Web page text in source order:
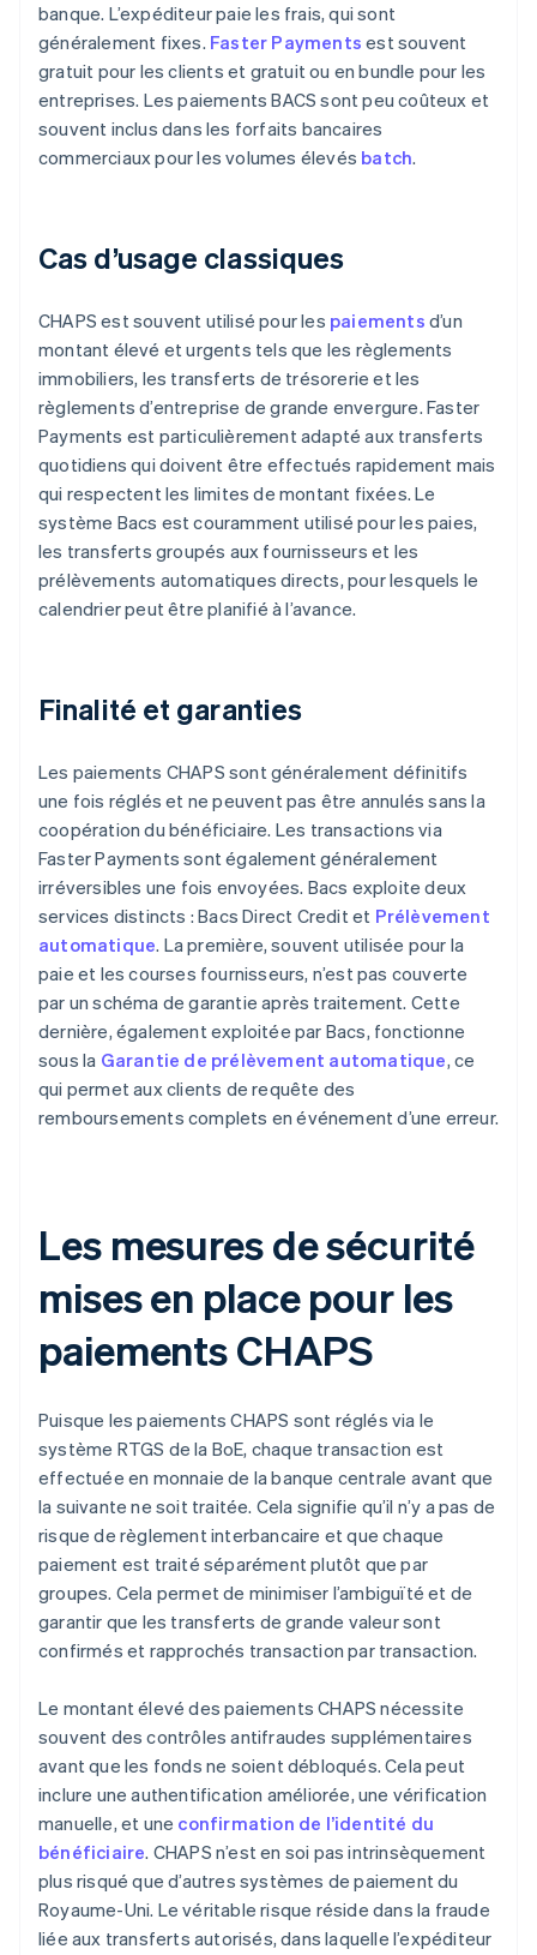
banque. L’expéditeur paie les frais, qui sont
généralement fixes. Faster Payments est souvent
gratuit pour les clients et gratuit ou en bundle pour les
entreprises. Les paiements BACS sont peu coûteux et
souvent inclus dans les forfaits bancaires
commerciaux pour les volumes élevés batch.
Cas d’usage classiques
CHAPS est souvent utilisé pour les paiements d’un
montant élevé et urgents tels que les règlements
immobiliers, les transferts de trésorerie et les
règlements d’entreprise de grande envergure. Faster
Payments est particulièrement adapté aux transferts
quotidiens qui doivent être effectués rapidement mais
qui respectent les limites de montant fixées. Le
système Bacs est couramment utilisé pour les paies,
les transferts groupés aux fournisseurs et les
prélèvements automatiques directs, pour lesquels le
calendrier peut être planifié à l’avance.
Finalité et garanties
Les paiements CHAPS sont généralement définitifs
une fois réglés et ne peuvent pas être annulés sans la
coopération du bénéficiaire. Les transactions via
Faster Payments sont également généralement
irréversibles une fois envoyées. Bacs exploite deux
services distincts : Bacs Direct Credit et Prélèvement
automatique. La première, souvent utilisée pour la
paie et les courses fournisseurs, n’est pas couverte
par un schéma de garantie après traitement. Cette
dernière, également exploitée par Bacs, fonctionne
sous la Garantie de prélèvement automatique, ce
qui permet aux clients de requête des
remboursements complets en événement d’une erreur.
Les mesures de sécurité
mises en place pour les
paiements CHAPS
Puisque les paiements CHAPS sont réglés via le
système RTGS de la BoE, chaque transaction est
effectuée en monnaie de la banque centrale avant que
la suivante ne soit traitée. Cela signifie qu’il n’y a pas de
risque de règlement interbancaire et que chaque
paiement est traité séparément plutôt que par
groupes. Cela permet de minimiser l’ambiguïté et de
garantir que les transferts de grande valeur sont
confirmés et rapprochés transaction par transaction.
Le montant élevé des paiements CHAPS nécessite
souvent des contrôles antifraudes supplémentaires
avant que les fonds ne soient débloqués. Cela peut
inclure une authentification améliorée, une vérification
manuelle, et une confirmation de l’identité du
bénéficiaire. CHAPS n’est en soi pas intrinsèquement
plus risqué que d’autres systèmes de paiement du
Royaume-Uni. Le véritable risque réside dans la fraude
liée aux transferts autorisés, dans laquelle l’expéditeur